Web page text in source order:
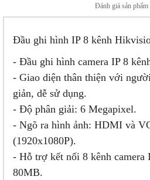
Đánh giá sản
Đầu ghi hình IP 8 kênh
- Đầu ghi hình camera IP 8
- Giao diện thân thiện với
giản, dễ sử dụng.
- Độ phân giải: 6 Megapixel.
- Ngõ ra hình ảnh: HDMI và
(1920x1080P).
- Hỗ trợ kết nối 8 kênh camera
80MB.